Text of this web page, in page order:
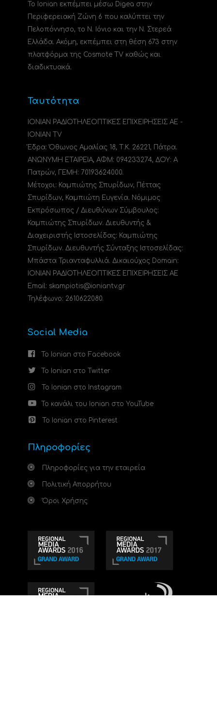
Το Ionian εκπέμπει μέσω Digea στην
Περιφερειακή Ζώνη 6 που καλύπτει την
Πελοπόννησο, το N. Ιόνιο και την Ν. Στερεά
Ελλάδα. Ακόμη, εκπέμπει στη θέση 673 στην
πλατφόρμα της Cosmote TV καθώς και
διαδικτυακά.
Ταυτότητα
ΙΟΝΙΑΝ ΡΑΔΙΟΤΗΛΕΟΠΤΙΚΕΣ ΕΠΙΧΕΙΡΗΣΕΙΣ ΑΕ -
IONIAN TV
Έδρα: Όθωνος Αμαλίας 18, Τ.Κ. 26221, Πάτρα.
ΑΝΩΝΥΜΗ ΕΤΑΙΡΕΙΑ, ΑΦΜ: 094233274, ΔΟΥ: A
Πατρών, ΓΕΜΗ: 70193624000.
Μέτοχοι: Καμπιώτης Σπυρίδων, Πέττας
Σπυρίδων, Καμπιώτη Ευγενία. Νόμιμος
Εκπρόσωπος / Διευθύνων Σύμβουλος:
Καμπιώτης Σπυρίδων. Διευθυντής &
Διαχειριστής Ιστοσελίδας: Καμπιώτης
Σπυρίδων. Διευθυντής Σύνταξης Ιστοσελίδας:
Μπάστα Τριανταφυλλιά. Δικαιούχος Domain:
ΙΟΝΙΑΝ ΡΑΔΙΟΤΗΛΕΟΠΤΙΚΕΣ ΕΠΙΧΕΙΡΗΣΕΙΣ ΑΕ
Email: skampiotis@ioniantv.gr
Τηλέφωνο: 2610622080.
Social Media
Το Ionian στο Facebook
Το Ionian στο Twitter
Το Ionian στο Instagram
Το κανάλι του Ionian στο YouTube
Το Ionian στο Pinterest
Πληροφορίες
Πληροφορίες για την εταιρεία
Πολιτική Απορρήτου
Όροι Χρήσης